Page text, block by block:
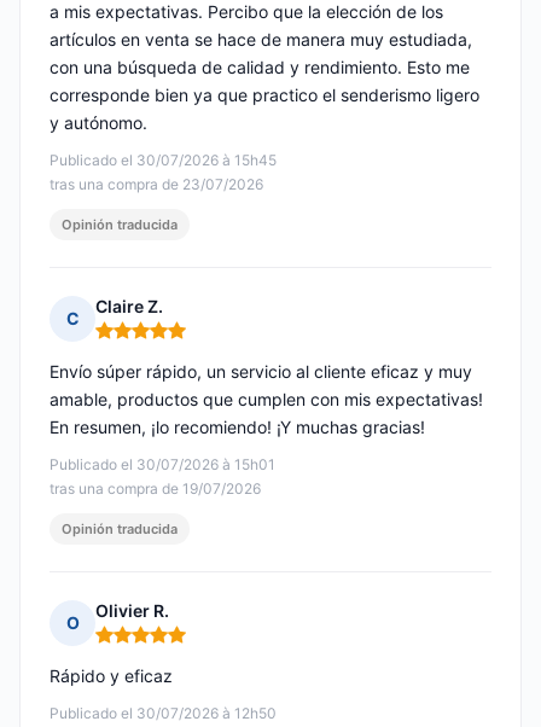
Publicado el 30/07/2026 à 15h45
tras una compra de 23/07/2026
a mis expectativas. Percibo que la elección de los
artículos en venta se hace de manera muy estudiada,
con una búsqueda de calidad y rendimiento. Esto me
corresponde bien ya que practico el senderismo ligero
y autónomo.
Opinión traducida
C
Claire Z.
Nota: 5 de 5
Publicado el 30/07/2026 à 15h01
tras una compra de 19/07/2026
Envío súper rápido, un servicio al cliente eficaz y muy
amable, productos que cumplen con mis expectativas!
En resumen, ¡lo recomiendo! ¡Y muchas gracias!
Opinión traducida
O
Olivier R.
Nota: 5 de 5
Publicado el 30/07/2026 à 12h50
Rápido y eficaz